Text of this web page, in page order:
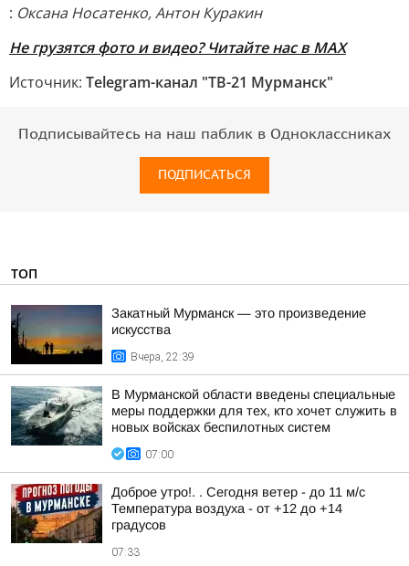
: Оксана Носатенко, Антон Куракин
Не грузятся фото и видео? Читайте нас в MAX
Источник: Telegram-канал "ТВ-21 Мурманск"
Подписывайтесь на наш паблик в Одноклассниках
ПОДПИСАТЬСЯ
ТОП
Закатный Мурманск — это произведение
искусства
Вчера, 22:39
В Мурманской области введены специальные
меры поддержки для тех, кто хочет служить в
новых войсках беспилотных систем
07:00
Доброе утро!. . Сегодня ветер - до 11 м/с
Температура воздуха - от +12 до +14
градусов
07:33